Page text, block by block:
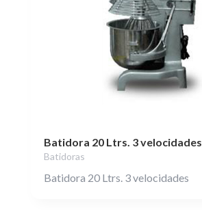
Batidora 20 Ltrs. 3 velocidades
Batidoras
Batidora 20 Ltrs. 3 velocidades